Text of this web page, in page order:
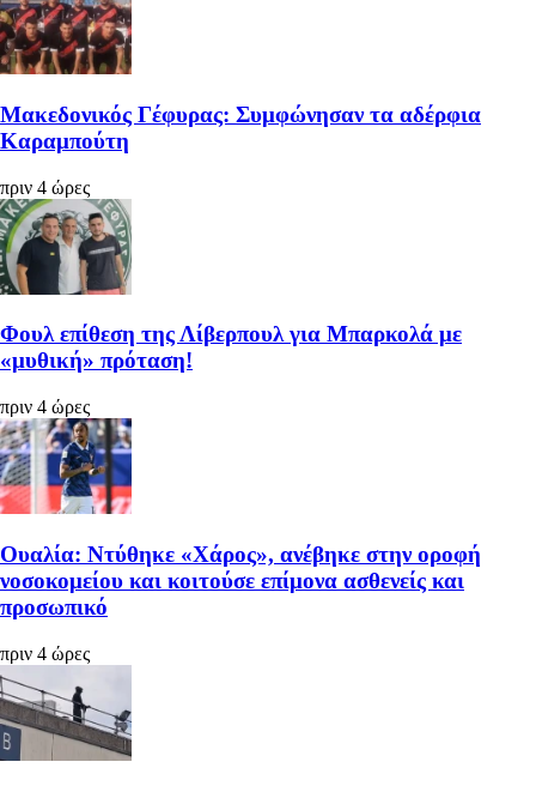
Μακεδονικός Γέφυρας: Συμφώνησαν τα αδέρφια
Καραμπούτη
πριν 4 ώρες
Φουλ επίθεση της Λίβερπουλ για Μπαρκολά με
«μυθική» πρόταση!
πριν 4 ώρες
Ουαλία: Ντύθηκε «Χάρος», ανέβηκε στην οροφή
νοσοκομείου και κοιτούσε επίμονα ασθενείς και
προσωπικό
πριν 4 ώρες